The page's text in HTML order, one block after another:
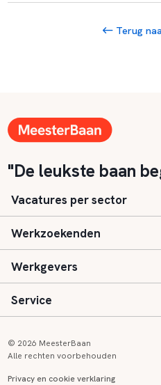
Terug
"De leukste baan
Vacatures per sector
Basisonderwijs
Speciaal (basis) onderwijs
Voortgezet onderwijs
Werkzoekenden
Aanmelden
Vacatures
Werkgevers
Inloggen
Service
© 2026 MeesterBaan
Alle rechten voorbehouden
Privacy en cookie verklaring